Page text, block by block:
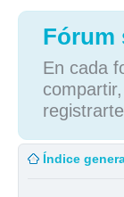
Fórum
En cada
Índice